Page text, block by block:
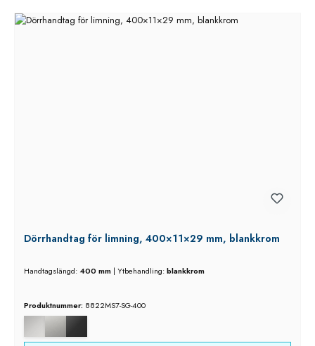
Dörrhandtag för limning, 400×11×29 mm, blankkrom
Handtagslängd: 400 mm | Ytbehandling:blankkrom
Produktnummer: 8822MS7-SG-400